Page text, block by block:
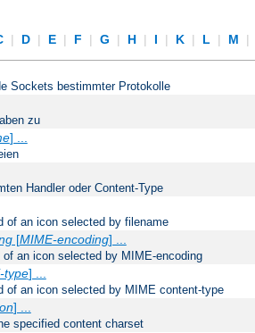
| D | E | F | G | H | I | K | L | M |
Sockets bestimmter Protokolle
zu
] ...
Handler oder Content-Type
of an icon selected by filename
[MIME-encoding] ...
an icon selected by MIME-encoding
type] ...
an icon selected by MIME content-type
] ...
specified content charset